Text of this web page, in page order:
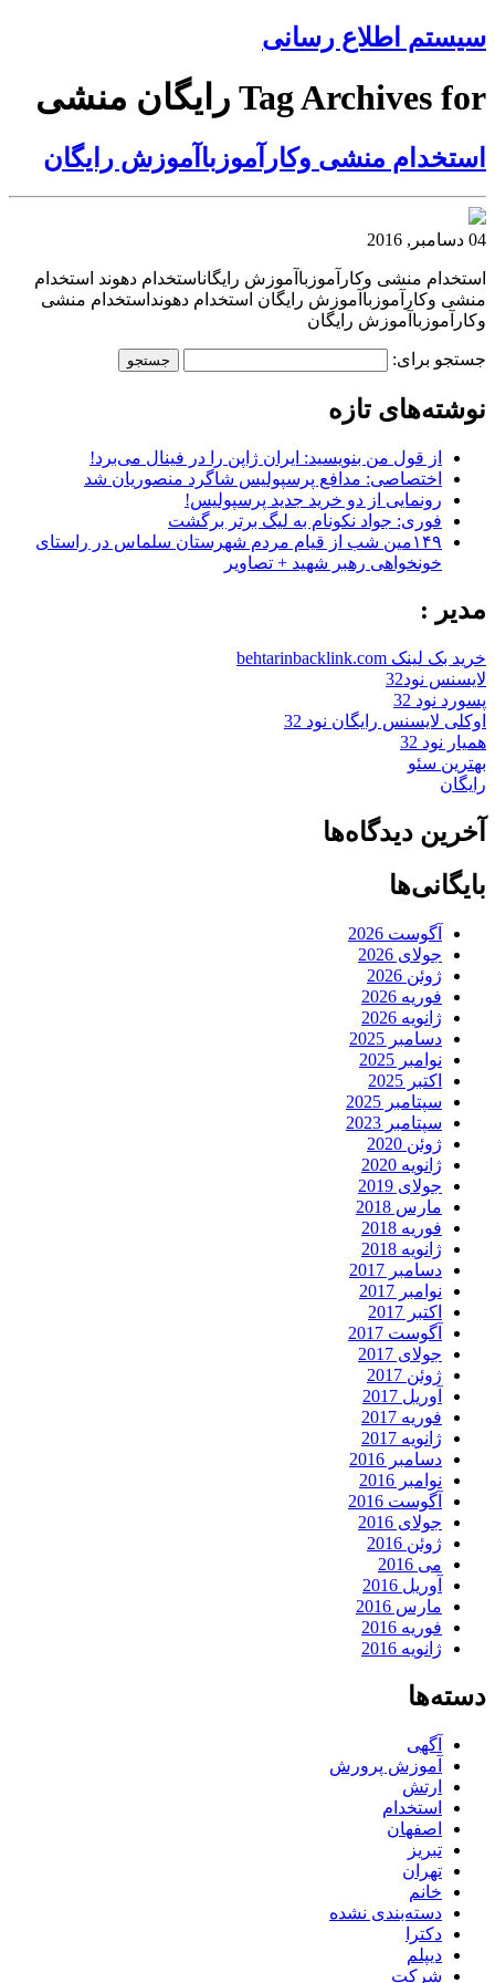
سیستم اطلاع رسانی
Tag Archives for رایگان منشی
استخدام منشی وکارآموزباآموزش رایگان
04 دسامبر, 2016
استخدام منشی وکارآموزباآموزش رایگاناستخدام دهوند استخدام
منشی وکارآموزباآموزش رایگان استخدام دهونداستخدام منشی
وکارآموزباآموزش رایگان
جستجو برای:
نوشته‌های تازه
از قول من بنویسید: ایران ژاپن را در فینال می‌برد!
اختصاصی: مدافع پرسپولیس شاگرد منصوریان شد
رونمایی از دو خرید جدید پرسپولیس!
فوری: جواد نکونام به لیگ برتر برگشت
۱۴۹مین شب از قیام مردم شهرستان سلماس در راستای
خونخواهی رهبر شهید + تصاویر
مدیر :
خرید بک لینک behtarinbacklink.com
لایسنس نود32
پسورد نود 32
اوکلی لایسنس رایگان نود 32
همیار نود 32
بهترین سئو
رایگان
آخرین دیدگاه‌ها
بایگانی‌ها
آگوست 2026
جولای 2026
ژوئن 2026
فوریه 2026
ژانویه 2026
دسامبر 2025
نوامبر 2025
اکتبر 2025
سپتامبر 2025
سپتامبر 2023
ژوئن 2020
ژانویه 2020
جولای 2019
مارس 2018
فوریه 2018
ژانویه 2018
دسامبر 2017
نوامبر 2017
اکتبر 2017
آگوست 2017
جولای 2017
ژوئن 2017
آوریل 2017
فوریه 2017
ژانویه 2017
دسامبر 2016
نوامبر 2016
آگوست 2016
جولای 2016
ژوئن 2016
می 2016
آوریل 2016
مارس 2016
فوریه 2016
ژانویه 2016
دسته‌ها
آگهی
آموزش پرورش
ارتش
استخدام
اصفهان
تبریز
تهران
خانم
دسته‌بندی نشده
دکترا
دیپلم
شرکت